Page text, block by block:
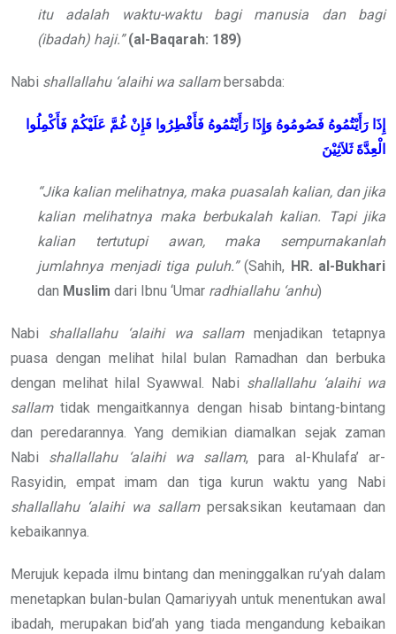
itu adalah waktu-waktu bagi manusia dan bagi
(ibadah) haji.” (al-Baqarah: 189)
Nabi shallallahu ‘alaihi wa sallambersabda:
إِذَا رَأَيْتُمُوهُ فَصُومُوهُ وَإِذَا رَأَيْتُمُوهُ فَأَفْطِرُوا فَإِنْ غُمَّ عَلَيْكُمْ فَأَكْمِلُوا
الْعِدَّةَ ثَلاَثِيْنَ
“Jika kalian melihatnya, maka puasalah kalian, dan jika
kalian melihatnya maka berbukalah kalian. Tapi jika
kalian tertutupi awan, maka sempurnakanlah
jumlahnya menjadi tiga puluh.”(Sahih, HR. al-Bukhari
dan Muslim dari Ibnu ‘Umar radhiallahu ‘anhu)
Nabi shallallahu ‘alaihi wa sallammenjadikan tetapnya
puasa dengan melihat hilal bulan Ramadhan dan berbuka
dengan melihat hilal Syawwal. Nabi shallallahu ‘alaihi wa
sallamtidak mengaitkannya dengan hisab bintang-bintang
dan peredarannya. Yang demikian diamalkan sejak zaman
Nabi shallallahu ‘alaihi wa sallam, para al-Khulafa’ ar-
Rasyidin, empat imam dan tiga kurun waktu yang Nabi
shallallahu ‘alaihi wa sallampersaksikan keutamaan dan
kebaikannya.
Merujuk kepada ilmu bintang dan meninggalkan ru’yah dalam
menetapkan bulan-bulan Qamariyyah untuk menentukan awal
ibadah, merupakan bid’ah yang tiada mengandung kebaikan